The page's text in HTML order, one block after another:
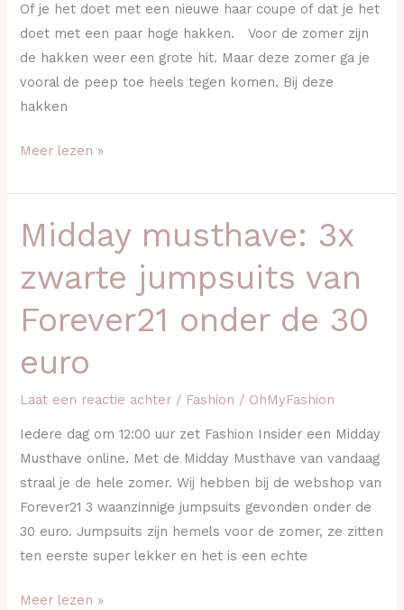
Of je het doet met een nieuwe haar coupe of dat je het
doet met een paar hoge hakken. Voor de zomer zijn
de hakken weer een grote hit. Maar deze zomer ga je
vooral de peep toe heels tegen komen. Bij deze
hakken
Meer lezen »
Midday musthave: 3x
zwarte jumpsuits van
Forever21 onder de 30
euro
Laat een reactie achter / Fashion / OhMyFashion
Iedere dag om 12:00 uur zet Fashion Insider een Midday
Musthave online. Met de Midday Musthave van vandaag
straal je de hele zomer. Wij hebben bij de webshop van
Forever21 3 waanzinnige jumpsuits gevonden onder de
30 euro. Jumpsuits zijn hemels voor de zomer, ze zitten
ten eerste super lekker en het is een echte
Midday
musthave:
3x
jumpsuits
Forever21
onder
Meer lezen »